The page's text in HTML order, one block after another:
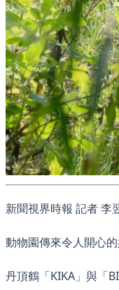
新聞視界時報 記者 李
動物園傳來令人開心的
丹頂鶴「KIKA」與「